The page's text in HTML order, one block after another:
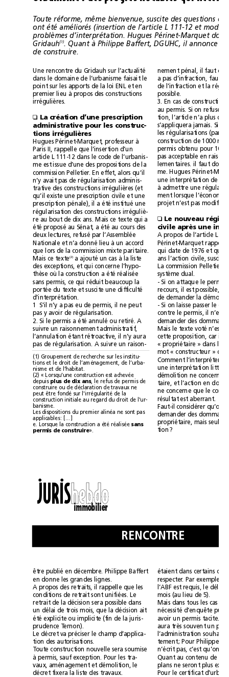
Une rencontre du Gridauh sur l’actualité
dans le domaine de l’urbanisme faisait le
point sur les apports de la loi ENL et en
premier lieu à propos des constructions
irrégulières.
❑
La création d’une prescription
administrative pour les construc-
tions irrégulières
Hugues Périnet-Marquet, professeur à
Paris II, rappelle que l’insertion d’un
article L 111-12 dans le code de l’urbanis-
me est issue d’une des propositions de la
n’y avait pas de régularisation adminis-
trative des constructions irrégulières (et
qu’il existe une prescription civile et une
prescription pénale), il a été institué une
régularisation des constructions irréguliè-
re au bout de dix ans. Mais ce texte qui a
été proposé au Sénat, a été au cours des
deux lectures, refusé par l’Assemblée
Nationale et n’a donné lieu à un accord
que lors de la commission mixte paritaire.
Mais ce texte (2)
a ajouté un cas à la liste
des exceptions, et qui concerne l’hypo-
thèse où la construction a été réalisée
sans permis, ce qui réduit beaucoup la
portée du texte et suscite une difficulté
d’interprétation.
1S’il n’y a pas eu de permis, il ne peut
pas y avoir de régularisation.
2. Si le permis a été annulé ou retiré. A
suivre un raisonnement administratif,
l’annulation étant rétroactive, il n’y aura
pas de régularisation. A suivre un raison-
possible.
construction de 1000 m
❑
résultat est aberrant.
tion?
Gridauh (1)
de construire.
(1) Groupement de recherche sur les institu-
tions et le droit de l’aménagement, de l’urba-
nisme et de l’habitat.
(2) «Lorsqu'une construction est achevée
depuis
plus de dix ans
, le refus de permis de
construire ou de déclaration de travaux ne
peut être fondé sur l'irrégularité de la
construction initiale au regard du droit de l'ur-
banisme.
Les dispositions du premier alinéa ne sont pas
applicables: […]
e. Lorsque la construction a été réalisée
sans
permis de construire
JURISh
he
eb
bd
do
o
immobilier
••
RENCONTRE
être publié en décembre. Philippe Baffert
en donne les grandes lignes.
A propos des retraits, il rappelle que les
conditions de retrait sont unifiées. Le
retrait de la décision sera possible dans
un délai de trois mois, que la décision ait
été explicite ou implicite (fin de la juris-
prudence Ternon).
Le décret va préciser le champ d’applica-
Toute construction nouvelle sera soumise
à permis, sauf exception. Pour les tra-
vaux, aménagement et démolition, le
décret fixera la liste des travaux.
mois (au lieu de 5).